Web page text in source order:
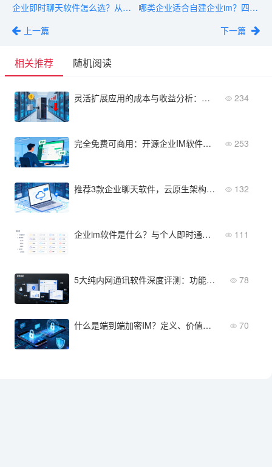
企业即时聊天软件怎么选？从功能、部署到成本的全流程落地指南
上一篇
哪类企业适合自建企业im？四个案例给出判断依据
下一篇
相关推荐 随机阅读
灵活扩展应用的成本与收益分析：企业值得投入吗？ 234
完全免费可商用：开源企业IM软件的授权协议解读 253
推荐3款企业聊天软件，云原生架构、容器化部署 132
企业im软件是什么？与个人即时通讯的核心区别一文搞懂 111
5大纯内网通讯软件深度评测：功能、安全、成本全维度对比 78
什么是端到端加密IM？定义、价值与适用场景 70